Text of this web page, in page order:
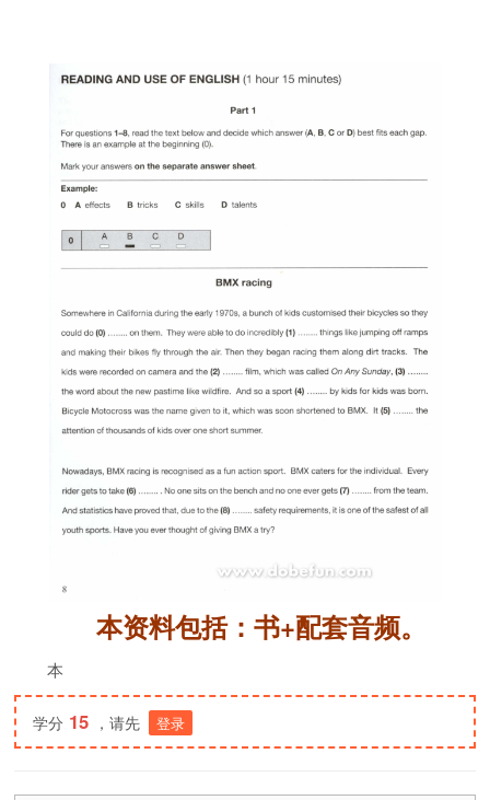
本资料包括：书+配套音频。
本
学分 15 ，请先 登录